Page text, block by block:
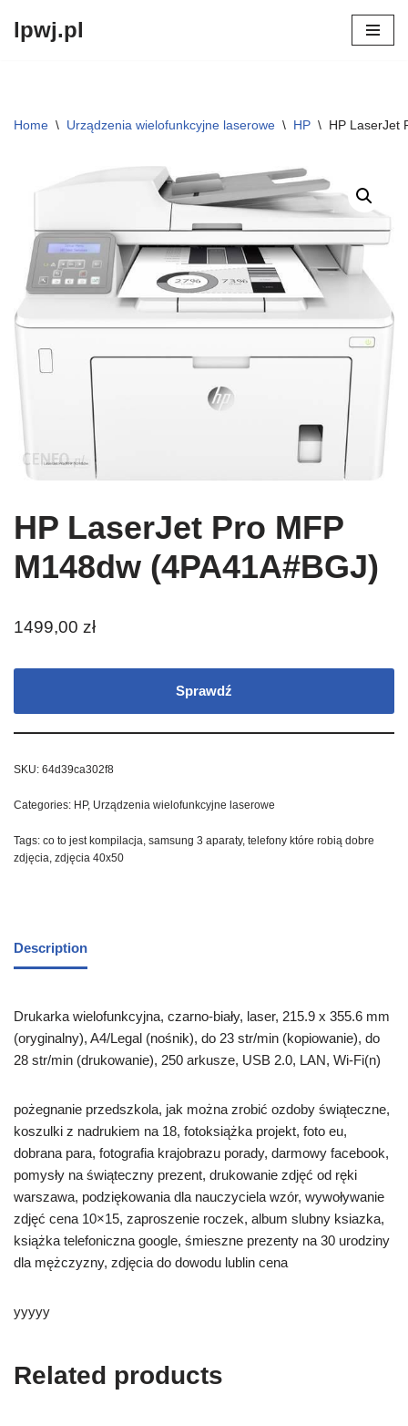
lpwj.pl
Home \ Urządzenia wielofunkcyjne laserowe \ HP \ HP LaserJet
HP LaserJet Pro MFP
M148dw (4PA41A#BGJ)
1499,00 zł
Sprawdź
SKU: 64d39ca302f8
Categories: HP, Urządzenia wielofunkcyjne laserowe
Tags: co to jest kompilacja, samsung 3 aparaty, telefony które robią dobre
zdjęcia, zdjęcia 40x50
Description
Drukarka wielofunkcyjna, czarno-biały, laser, 215.9 x 355.6 mm
(oryginalny), A4/Legal (nośnik), do 23 str/min (kopiowanie), do
28 str/min (drukowanie), 250 arkusze, USB 2.0, LAN, Wi-Fi(n)
pożegnanie przedszkola, jak można zrobić ozdoby świąteczne,
koszulki z nadrukiem na 18, fotoksiążka projekt, foto eu,
dobrana para, fotografia krajobrazu porady, darmowy facebook,
pomysły na świąteczny prezent, drukowanie zdjęć od ręki
warszawa, podziękowania dla nauczyciela wzór, wywoływanie
zdjęć cena 10×15, zaproszenie roczek, album slubny ksiazka,
książka telefoniczna google, śmieszne prezenty na 30 urodziny
dla mężczyzny, zdjęcia do dowodu lublin cena
yyyyy
Related products